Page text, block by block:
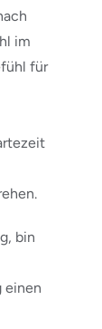
im
für
bin
einen